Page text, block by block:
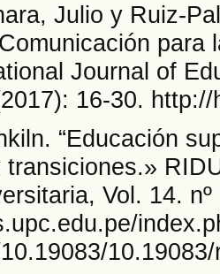
Julio y Ruiz-
para
Journal of
16-30.
“Educación
transiciones.»
Vol. 14.